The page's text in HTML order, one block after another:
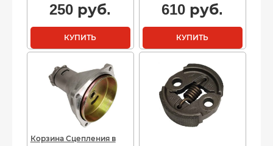
250 руб.
КУПИТЬ
610 руб.
КУПИТЬ
Корзина Сцепления в